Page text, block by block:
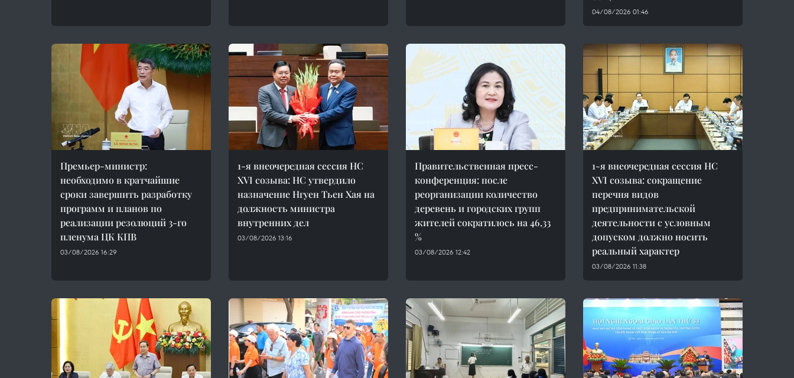
04/08/2026 01:46
Премьер-министр:
необходимо в кратчайшие
сроки завершить разработку
программ и планов по
реализации резолюций 3-го
пленума ЦК КПВ
03/08/2026 16:29
1-я внеочередная сессия НС
XVI созыва: НС утвердило
назначение Нгуен Тьен Хая на
должность министра
внутренних дел
03/08/2026 13:16
Правительственная пресс-
конференция: после
реорганизации количество
деревень и городских групп
жителей сократилось на 46,33
%
03/08/2026 12:42
1-я внеочередная сессия НС
XVI созыва: сокращение
перечня видов
предпринимательской
деятельности с условным
допуском должно носить
реальный характер
03/08/2026 11:38